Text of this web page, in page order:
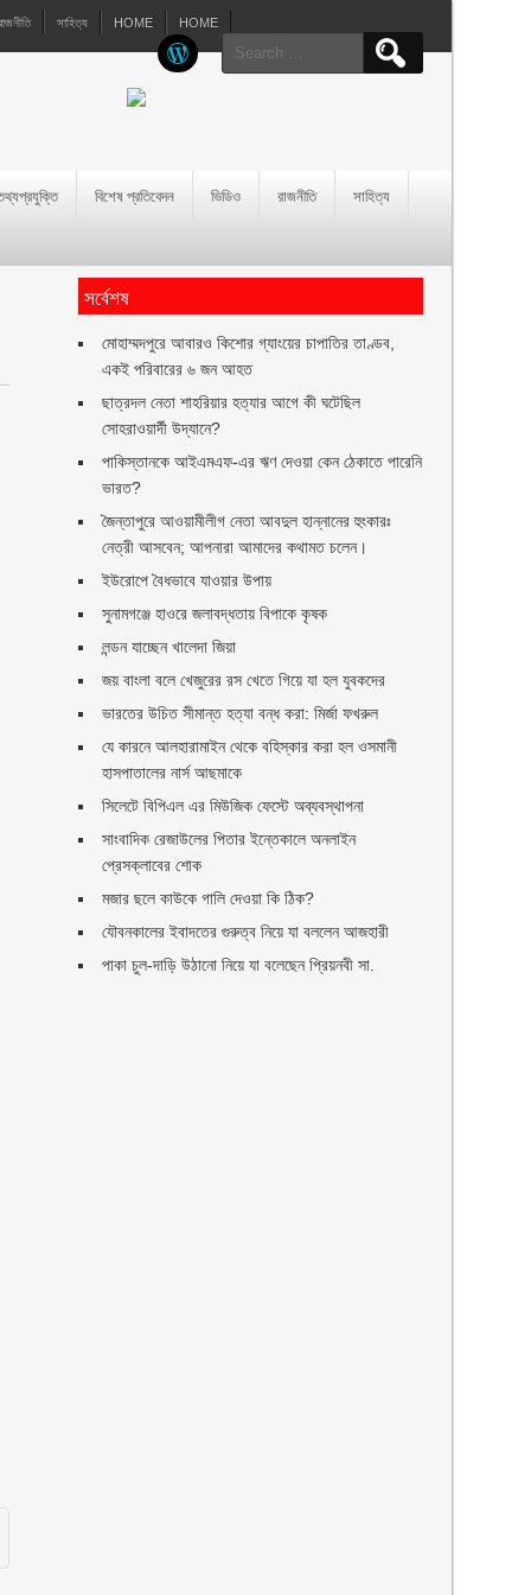
সাহিত্য HOME HOME
Search
for:
বিশেষ প্রতিবেদন ভিডিও রাজনীতি সাহিত্য
সর্বেশষ
মোহাম্মদপুরে আবারও কিশোর গ্যাংয়ের চাপাতির তাণ্ডব,
একই পরিবারের ৬ জন আহত
ছাত্রদল নেতা শাহরিয়ার হত্যার আগে কী ঘটেছিল
সোহরাওয়ার্দী উদ্যানে?
পাকিস্তানকে আইএমএফ-এর ঋণ দেওয়া কেন ঠেকাতে পারেনি
ভারত?
জৈন্তাপুরে আওয়ামীলীগ নেতা আবদুল হান্নানের হুংকারঃ
নেত্রী আসবেন; আপনারা আমাদের কথামত চলেন।
ইউরোপে বৈধভাবে যাওয়ার উপায়
সুনামগঞ্জে হাওরে জলাবদ্ধতায় বিপাকে কৃষক
লন্ডন যাচ্ছেন খালেদা জিয়া
জয় বাংলা বলে খেজুরের রস খেতে গিয়ে যা হল যুবকদের
ভারতের উচিত সীমান্ত হত্যা বন্ধ করা: মির্জা ফখরুল
যে কারনে আলহারামাইন থেকে বহিস্কার করা হল ওসমানী
হাসপাতালের নার্স আছমাকে
সিলেটে বিপিএল এর মিউজিক ফেস্টে অব্যবস্থাপনা
সাংবাদিক রেজাউলের পিতার ইন্তেকালে অনলাইন
প্রেসক্লাবের শোক
মজার ছলে কাউকে গালি দেওয়া কি ঠিক?
যৌবনকালের ইবাদতের গুরুত্ব নিয়ে যা বললেন আজহারী
পাকা চুল-দাড়ি উঠানো নিয়ে যা বলেছেন প্রিয়নবী সা.